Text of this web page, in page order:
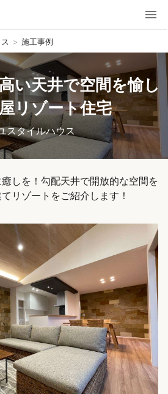
> 施工事例
い天井で空間を愉し
リゾート住宅
スタイルハウス
しを！勾配天井で開放的な空間を
リゾートをご紹介します！